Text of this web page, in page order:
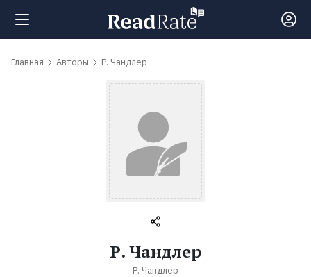
Поиск
Главная Авторы Р. Чандлер
Р. Чандлер
Р. Чандлер